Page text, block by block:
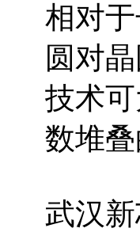
相对
圆对
技术
数堆叠
武汉